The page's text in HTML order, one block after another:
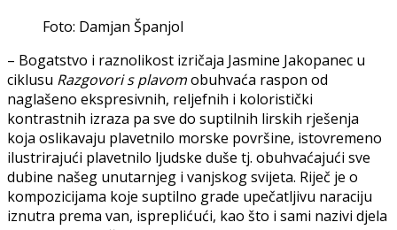
Foto: Damjan Španjol
– Bogatstvo i raznolikost izričaja Jasmine Jakopanec u
ciklusu Razgovori s plavomobuhvaća raspon od
naglašeno ekspresivnih, reljefnih i koloristički
kontrastnih izraza pa sve do suptilnih lirskih rješenja
koja oslikavaju plavetnilo morske površine, istovremeno
ilustrirajući plavetnilo ljudske duše tj. obuhvaćajući sve
dubine našeg unutarnjeg i vanjskog svijeta. Riječ je o
kompozicijama koje suptilno grade upečatljivu naraciju
iznutra prema van, ispreplićući, kao što i sami nazivi djela